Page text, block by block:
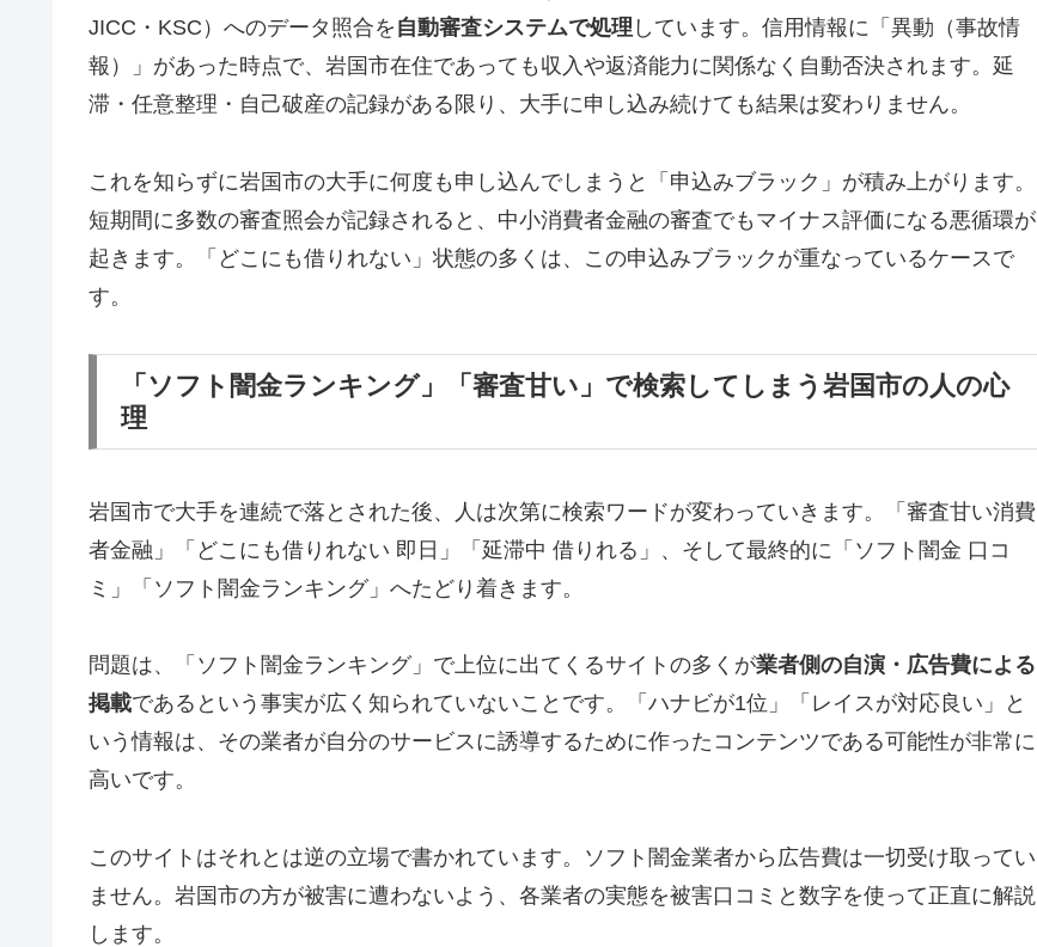
JICC・KSC）へのデータ照合を 自動審査システムで処理 しています。信用情報に「異動（事故情
報）」があった時点で、岩国市在住であっても収入や返済能力に関係なく自動否決されます。延
滞・任意整理・自己破産の記録がある限り、大手に申し込み続けても結果は変わりません。
これを知らずに岩国市の大手に何度も申し込んでしまうと「申込みブラック」が積み上がります。
短期間に多数の審査照会が記録されると、中小消費者金融の審査でもマイナス評価になる悪循環が
起きます。「どこにも借りれない」状態の多くは、この申込みブラックが重なっているケースで
す。
「ソフト闇金ランキング」「審査甘い」で検索してしまう岩国市の人の心
理
岩国市で大手を連続で落とされた後、人は次第に検索ワードが変わっていきます。「審査甘い消費
者金融」「どこにも借りれない 即日」「延滞中 借りれる」、そして最終的に「ソフト闇金 口コ
ミ」「ソフト闇金ランキング」へたどり着きます。
問題は、「ソフト闇金ランキング」で上位に出てくるサイトの多くが業者側の自演・広告費による
掲載であるという事実が広く知られていないことです。「ハナビが1位」「レイスが対応良い」と
いう情報は、その業者が自分のサービスに誘導するために作ったコンテンツである可能性が非常に
高いです。
このサイトはそれとは逆の立場で書かれています。ソフト闇金業者から広告費は一切受け取ってい
ません。岩国市の方が被害に遭わないよう、各業者の実態を被害口コミと数字を使って正直に解説
します。